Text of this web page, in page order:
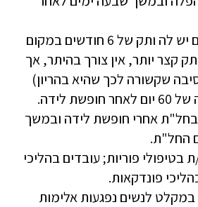
עובדת הרה – אם יש לה ותק של 6 חודשים במקום
קצר יותר, אין צורך בהיתר, אך
שקשורה לכך שהיא בהריון)
לידה.
אחרי חופשת לידה ובמשך
פוריות; עובדים בהליכי
פונדקאות.
לנשים נפגעות אלימות